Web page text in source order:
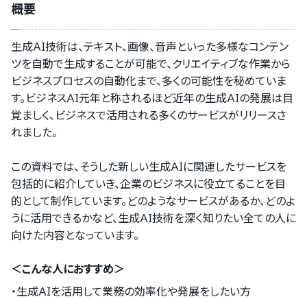
概要
生成AI技術は、テキスト、画像、音声といった多様なコンテン
ツを自動で生成することが可能で、クリエイティブな作業から
ビジネスプロセスの自動化まで、多くの可能性を秘めていま
す。ビジネスAI元年と称されるほど近年の生成AIの発展は目
覚ましく、ビジネスで活用される多くのサービスがリリースさ
れました。
この資料では、そうした新しい生成AIに関連したサービスを
包括的に紹介していき、企業のビジネスに役立てることを目
的として制作しています。どのようなサービスがあるか、どのよ
うに活用できるかなど、生成AI技術を深く知りたい全ての人に
向けた内容となっています。
＜こんな人におすすめ＞
・生成AIを活用して業務の効率化や発展をしたい方